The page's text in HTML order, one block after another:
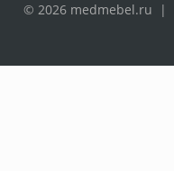
© 2026 medmebel.ru |